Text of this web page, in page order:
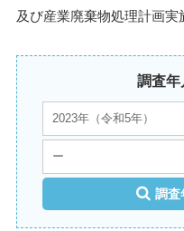
及び産業廃棄物処理計画
調査年
調査